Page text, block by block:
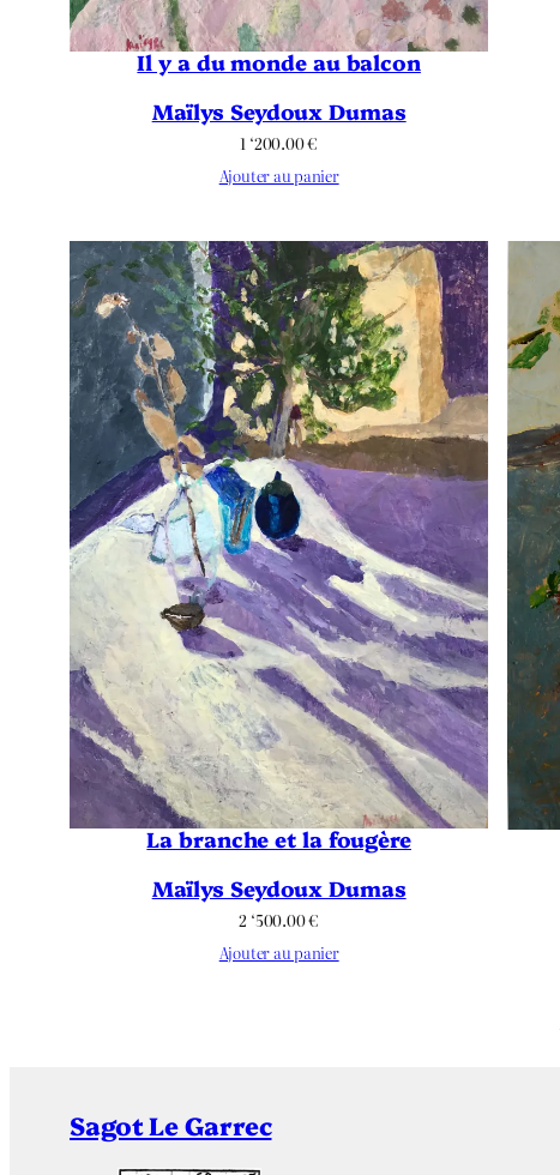
Il y a du monde au balcon
Maïlys Seydoux Dumas
1 ‘200.00€
Ajouter au panier
La branche et la fougère
Maïlys Seydoux Dumas
2 ‘500.00€
Ajouter au panier
Sagot Le Garrec